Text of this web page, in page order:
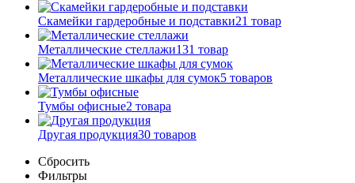
Скамейки гардеробные и подставки21 товар
Металлические стеллажи131 товар
Металлические шкафы для сумок5 товаров
Тумбы офисные2 товара
Другая продукция30 товаров
Сбросить
Фильтры